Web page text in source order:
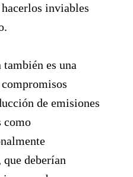
inviables
también es una
de emisiones
como
deberían